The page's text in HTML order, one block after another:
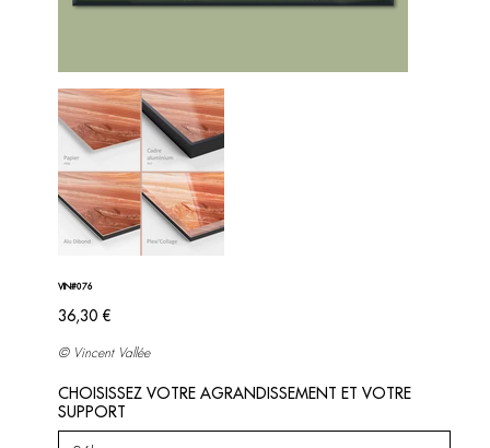
VIN#076
Prix
36,30 €
© Vincent Vallée
CHOISISSEZ VOTRE AGRANDISSEMENT ET VOTRE
SUPPORT